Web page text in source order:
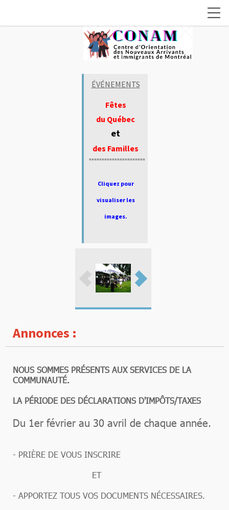
ÉVÉNEMENTS
Fêtes
du Québec
et
des Familles
""""""""""""""""""""""
Cliquez pour
visualiser les
images.
Annonces :
NOUS SOMMES PRÉSENTS AUX SERVICES DE LA
COMMUNAUTÉ.
LA PÉRIODE DES DÉCLARATIONS D'IMPÔTS/TAXES
Du 1er février au 30 avril de chaque année.
- PRIÈRE DE VOUS INSCRIRE
ET
- APPORTEZ TOUS VOS DOCUMENTS NÉCESSAIRES.